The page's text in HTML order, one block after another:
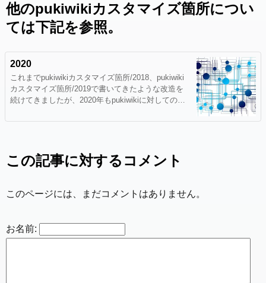
他のpukiwikiカスタマイズ箇所につい
ては下記を参照。
2020
これまでpukiwikiカスタマイズ箇所/2018、pukiwiki
カスタマイズ箇所/2019で書いてきたような改造を
続けてきましたが、2020年もpukiwikiに対してのカ
まわないように記録しておきます。Pukiwiki 1.5.3へ
この記事に対するコメント
このページには、まだコメントはありません。
お名前: